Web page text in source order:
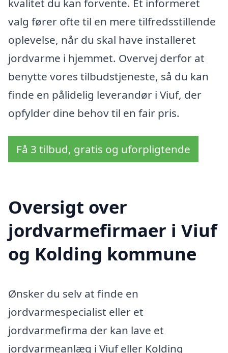
valg fører ofte til en mere tilfredsstillende
oplevelse, når du skal have installeret
jordvarme i hjemmet. Overvej derfor at
benytte vores tilbudstjeneste, så du kan
finde en pålidelig leverandør i Viuf, der
opfylder dine behov til en fair pris.
Få 3 tilbud, gratis og uforpligtende
Oversigt over
jordvarmefirmaer i Viuf
og Kolding kommune
Ønsker du selv at finde en
jordvarmespecialist eller et
jordvarmefirma der kan lave et
jordvarmeanlæg i Viuf eller Kolding